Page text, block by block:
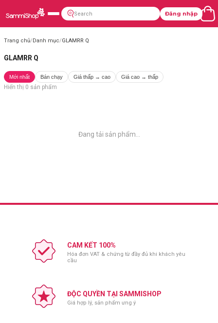
Đăng nhập
Trang chủ/Danh mục/GLAMRR Q
GLAMRR Q
Mới nhất Bán chạy Giá thấp → cao Giá cao → thấp
Hiển thị 0 sản phẩm
Đang tải sản phẩm...
CAM KẾT 100%
Hóa đơn VAT & chứng từ đầy đủ khi khách yêu
cầu
ĐỘC QUYỀN TẠI SAMMISHOP
Giá hợp lý, sản phẩm ưng ý